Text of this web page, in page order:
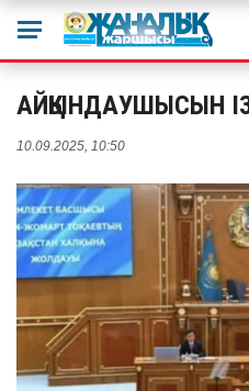
АЙҚЫНДАУШЫСЫН
10.09.2025, 10:50